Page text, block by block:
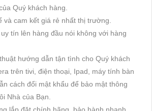
Quý khách hàng.
và cam kết giá rẻ nhất thị trường.
tín lên hàng đầu nói không với hàng
hướng dẫn tận tình cho Quý khách
trên tivi, điện thoại, Ipad, máy tính bàn
cách đổi mật khẩu để bảo mật thông
Nhà của Bạn.